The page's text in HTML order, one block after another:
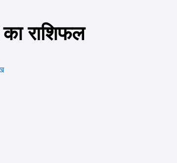
राशिफल